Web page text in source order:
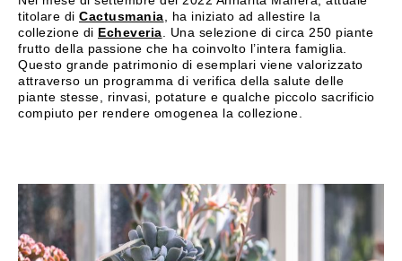
titolare di Cactusmania , ha iniziato ad allestire la
collezione di Echeveria . Una selezione di circa 250 piante
frutto della passione che ha coinvolto l’intera famiglia.
Questo grande patrimonio di esemplari viene valorizzato
attraverso un programma di verifica della salute delle
piante stesse, rinvasi, potature e qualche piccolo sacrificio
compiuto per rendere omogenea la collezione.